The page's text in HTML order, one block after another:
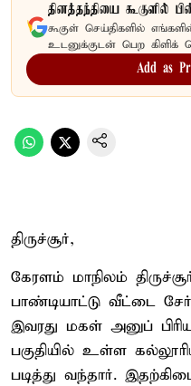
தினத்தந்தியை கூகுளில்
கூகுள் செய்திகளில்
உடனுக்குடன் பெற கிளிக்
Add as
திருச்சூர்,
கேரளம் மாநிலம்
பாண்டியாட்டு வீட்டை
இவரது மகள் அனுப்
பகுதியில் உள்ள
படித்து வந்தார்.